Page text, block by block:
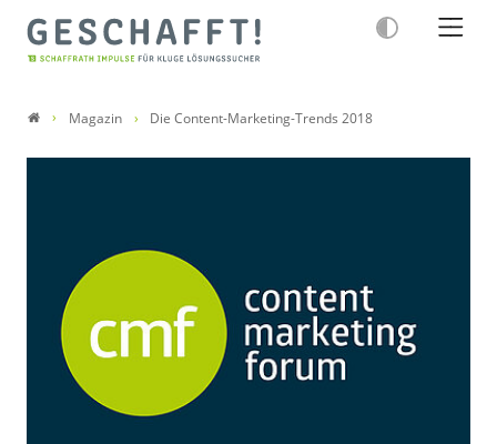
Magazin Die Content-Marketing-Trends 2018